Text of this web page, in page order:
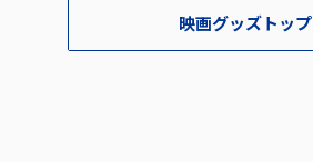
映画グッズトップ